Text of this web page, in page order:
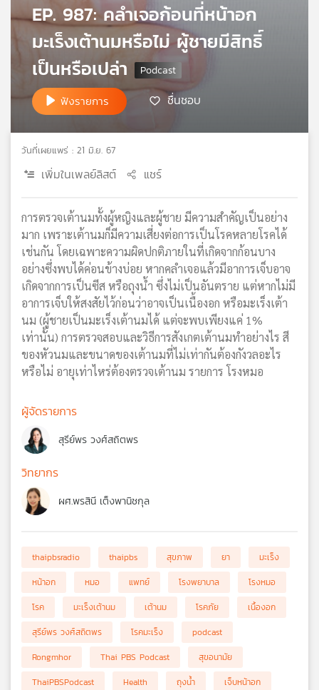
บี
เอส
แผนที่
วิทยุ
เครือ
EP. 987: คลำเจอก้อนที่หน้าอก
มะเร็งเต้านมหรือไม่ ผู้ชายมีสิทธิ์
เป็นหรือเปล่า
ฟังรายการ ชื่นชอบ
วันที่เผยแพร่ : 21 มิ.ย. 67
เพิ่มในเพลย์ลิสต์ แชร์
การตรวจเต้านมทั้งผู้หญิงและผู้ชาย มีความสำคัญเป็นอย่าง
มาก เพราะเต้านมก็มีความเสี่ยงต่อการเป็นโรคหลายโรคได้
เช่นกัน โดยเฉพาะความผิดปกติภายในที่เกิดจากก้อนบาง
อย่างซึ่งพบได้ค่อนข้างบ่อย หากคลำเจอแล้วมีอาการเจ็บอาจ
เกิดจากการเป็นซีส หรือถุงน้ำ ซึ่งไม่เป็นอันตราย แต่หากไม่มี
อาการเจ็บให้สงสัยไว้ก่อนว่าอาจเป็นเนื้องอก หรือมะเร็งเต้า
นม (ผู้ชายเป็นมะเร็งเต้านมได้ แต่จะพบเพียงแค่ 1%
เท่านั้น) การตรวจสอบและวิธีการสังเกตเต้านมทำอย่างไร สี
ของหัวนมและขนาดของเต้านมที่ไม่เท่ากันต้องกังวลอะไร
หรือไม่ อายุเท่าไหร่ต้องตรวจเต้านม รายการ โรงหมอ
ผู้จัดรายการ
สุรีย์พร วงศ์สถิตพร
วิทยากร
ผศ.พรสินี เต็งพานิชกุล
thaipbsradio thaipbs สุขภาพ ยา
มะเร็ง
หน้าอก
หมอ แพทย์ โรงพยาบาล
โรงหมอ
โรค
มะเร็งเต้านม เต้านม โรคภัย
เนื้องอก
สุรีย์พร วงศ์สถิตพร
โรคมะเร็ง
podcast
Rongmhor
Thai PBS Podcast
สุขอนามัย
ThaiPBSPodcast
Health ถุงน้ำ
เจ็บหน้าอก